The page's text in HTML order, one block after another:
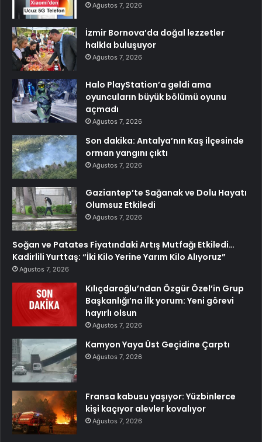
Ağustos 7, 2026
İzmir Bornova’da doğal lezzetler
halkla buluşuyor
Ağustos 7, 2026
Halo PlayStation’a geldi ama
oyuncuların büyük bölümü oyunu
açmadı
Ağustos 7, 2026
Son dakika: Antalya’nın Kaş ilçesinde
orman yangını çıktı
Ağustos 7, 2026
Gaziantep’te Sağanak ve Dolu Hayatı
Olumsuz Etkiledi
Ağustos 7, 2026
Soğan ve Patates Fiyatındaki Artış Mutfağı Etkiledi…
Kadirlili Yurttaş: “İki Kilo Yerine Yarım Kilo Alıyoruz”
Ağustos 7, 2026
Kılıçdaroğlu’ndan Özgür Özel’in Grup
Başkanlığı’na ilk yorum: Yeni görevi
hayırlı olsun
Ağustos 7, 2026
Kamyon Yaya Üst Geçidine Çarptı
Ağustos 7, 2026
Fransa kabusu yaşıyor: Yüzbinlerce
kişi kaçıyor alevler kovalıyor
Ağustos 7, 2026